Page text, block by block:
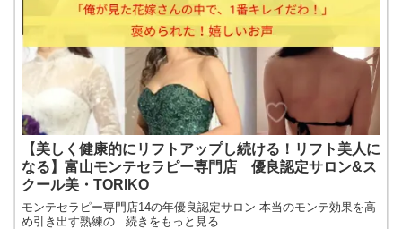
【美しく健康的にリフトアップし続ける！リフト美人に
なる】富山モンテセラピー専門店 優良認定サロン&ス
クール美・TORIKO
モンテセラピー専門店14の年優良認定サロン 本当のモンテ効果を高
め引き出す熟練の...続きをもっと見る